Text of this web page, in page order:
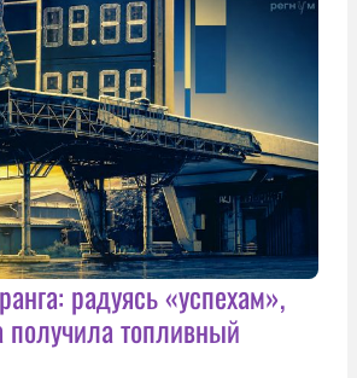
радуясь «успехам»,
топливный